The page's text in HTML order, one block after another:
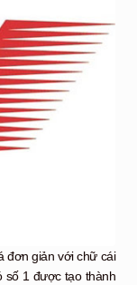
đơn giản với chữ cái
số 1 được tạo thành